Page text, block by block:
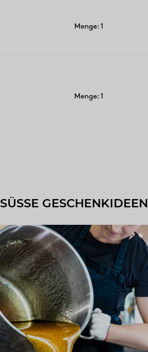
Menge: 1
Menge: 1
SÜSSE GESCHENKIDEEN